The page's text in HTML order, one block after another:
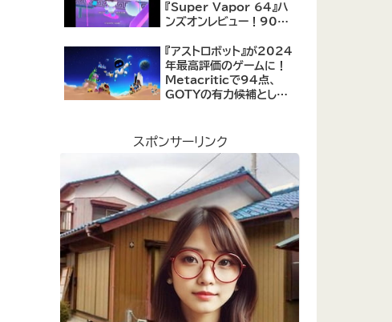
『Super Vapor 64』ハ
ンズオンレビュー！90年
再現したノスタルジックア
クション
『アストロボット』が2024
年最高評価のゲームに！
Metacriticで94点、
GOTYの有力候補として
スポンサーリンク